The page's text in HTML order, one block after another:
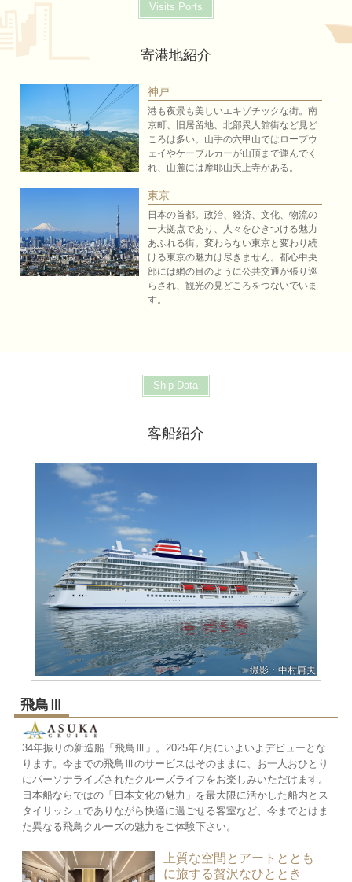
Visits Ports
寄港地紹介
神戸
港も夜景も美しいエキゾチックな街。南
京町、旧居留地、北部異人館街など見ど
ころは多い。山手の六甲山ではロープウ
ェイやケーブルカーが山頂まで運んでく
れ、山麓には摩耶山天上寺がある。
東京
日本の首都。政治、経済、文化、物流の
一大拠点であり、人々をひきつける魅力
あふれる街。変わらない東京と変わり続
ける東京の魅力は尽きません。都心中央
部には網の目のように公共交通が張り巡
らされ、観光の見どころをつないでいま
す。
Ship Data
客船紹介
撮影：中村庸夫
飛鳥Ⅲ
34年振りの新造船「飛鳥Ⅲ」。2025年7月にいよいよデビューとな
ります。今までの飛鳥Ⅲのサービスはそのままに、お一人おひとり
にパーソナライズされたクルーズライフをお楽しみいただけます。
日本船ならではの「日本文化の魅力」を最大限に活かした船内とス
タイリッシュでありながら快適に過ごせる客室など、今までとはま
た異なる飛鳥クルーズの魅力をご体験下さい。
上質な空間とアートととも
に旅する贅沢なひととき